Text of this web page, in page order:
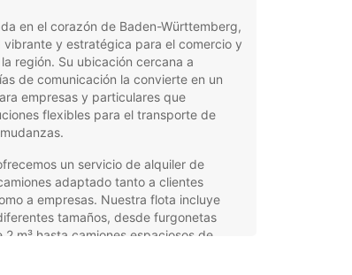
en el corazón de Baden-Württemberg,
vibrante y estratégica para el comercio y
región. Su ubicación cercana a
de comunicación la convierte en un
empresas y particulares que
flexibles para el transporte de
un servicio de alquiler de
adaptado tanto a clientes
a empresas. Nuestra flota incluye
tamaños, desde furgonetas
m³ hasta camiones espaciosos de